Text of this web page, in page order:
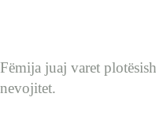
BEBI
Fëmija juaj varet
nevojitet.